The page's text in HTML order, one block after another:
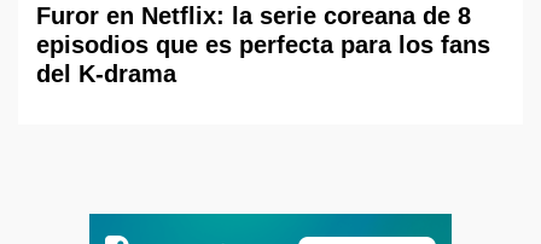
Furor en Netflix: la serie coreana de 8
episodios que es perfecta para los fans
del K-drama